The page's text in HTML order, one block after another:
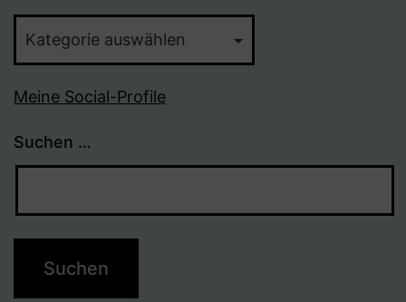
Meine Social-Profile
Suchen …